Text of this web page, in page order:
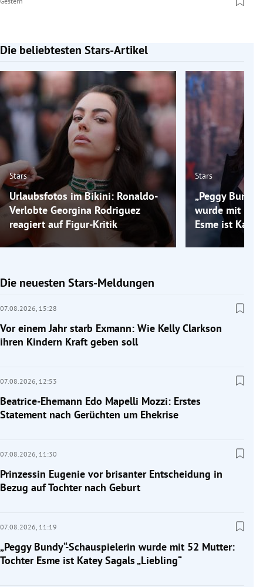
Die beliebtesten Stars-Artikel
Slide 1 von 7
Stars
Urlaubsfotos im Bikini: Ronaldo-
Verlobte Georgina Rodriguez
reagiert auf Figur-Kritik
Stars
„Peggy
wurde mit 52
Esme ist
Die neuesten Stars-Meldungen
07.08.2026, 15:28
Vor einem Jahr starb Exmann: Wie Kelly Clarkson
ihren Kindern Kraft geben soll
07.08.2026, 12:53
Beatrice-Ehemann Edo Mapelli Mozzi: Erstes
Statement nach Gerüchten um Ehekrise
07.08.2026, 11:30
Prinzessin Eugenie vor brisanter Entscheidung in
Bezug auf Tochter nach Geburt
07.08.2026, 11:19
„Peggy Bundy“-Schauspielerin wurde mit 52 Mutter:
Tochter Esme ist Katey Sagals „Liebling“